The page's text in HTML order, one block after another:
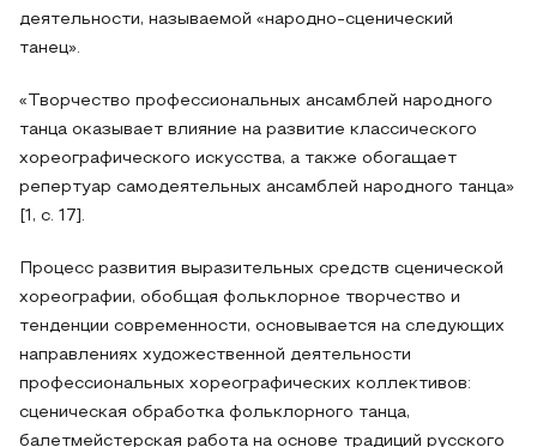
деятельности, называемой «народно-сценический
танец».
«Творчество профессиональных ансамблей народного
танца оказывает влияние на развитие классического
хореографического искусства, а также обогащает
репертуар самодеятельных ансамблей народного танца»
[1, с. 17].
Процесс развития выразительных средств сценической
хореографии, обобщая фольклорное творчество и
тенденции современности, основывается на следующих
направлениях художественной деятельности
профессиональных хореографических коллективов:
сценическая обработка фольклорного танца,
балетмейстерская работа на основе традиций русского